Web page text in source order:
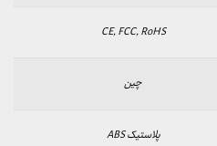
CE, FCC, RoHS
چین
پلاستیک ABS